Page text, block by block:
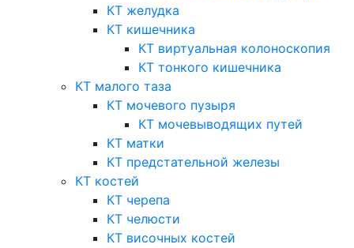
КТ желудка
КТ кишечника
КТ виртуальная колоноскопия
КТ тонкого кишечника
КТ малого таза
КТ мочевого пузыря
КТ мочевыводящих путей
КТ матки
КТ предстательной железы
КТ костей
КТ черепа
КТ челюсти
КТ височных костей